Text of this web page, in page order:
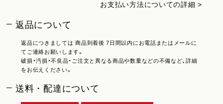
お支払い方法についての詳細 >
返品について
返品につきましては 商品到着後 7日間以内にお電話またはメールに
てご連絡お願いします。
破損・汚損・不良品・ご注文と異なる商品や数量などの不備など、詳細
をお伝えください。
送料・配達について